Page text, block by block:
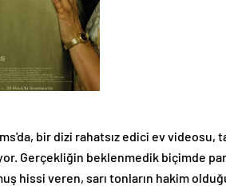
bir dizi rahatsız edici ev videosu,
Gerçekliğin beklenmedik biçimde
hissi veren, sarı tonların hakim